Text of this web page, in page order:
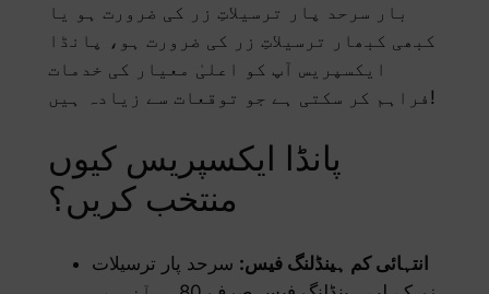
بار سرحد پار ترسیلاتِ زر کی ضرورت ہو یا
کبھی کبھار ترسیلاتِ زر کی ضرورت ہو، پانڈا
ایکسپریس آپ کو اعلیٰ معیار کی خدمات
فراہم کر سکتی ہے جو توقعات سے زیادہ ہیں!
پانڈا ایکسپریس کیوں
منتخب کریں؟
انتہائی کم ہینڈلنگ فیس: سرحد پار ترسیلات